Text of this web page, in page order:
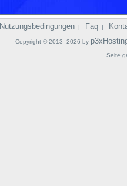
Nutzungsbedingungen | Faq |
Copyright © 2013 -2026 by
Seite